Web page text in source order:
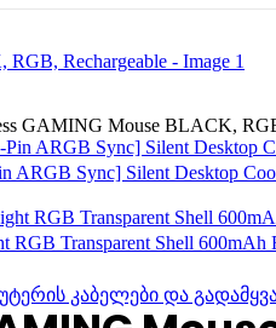
კაბელები და
GAMING Mouse BLACK,
ARGB Sync] Silent Desktop
Transparent Shell